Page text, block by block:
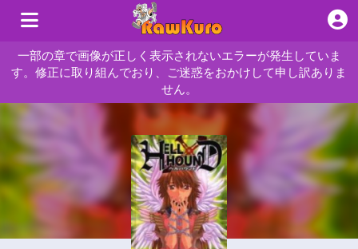
一部の章で画像が正しく表示されないエラーが発生していま
す。修正に取り組んでおり、ご迷惑をおかけして申し訳ありま
せん。